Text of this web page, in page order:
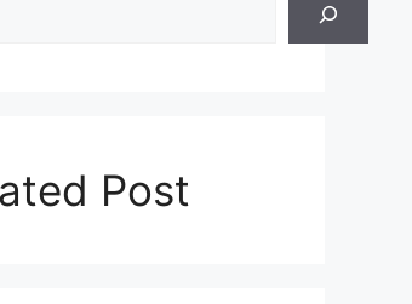
Post